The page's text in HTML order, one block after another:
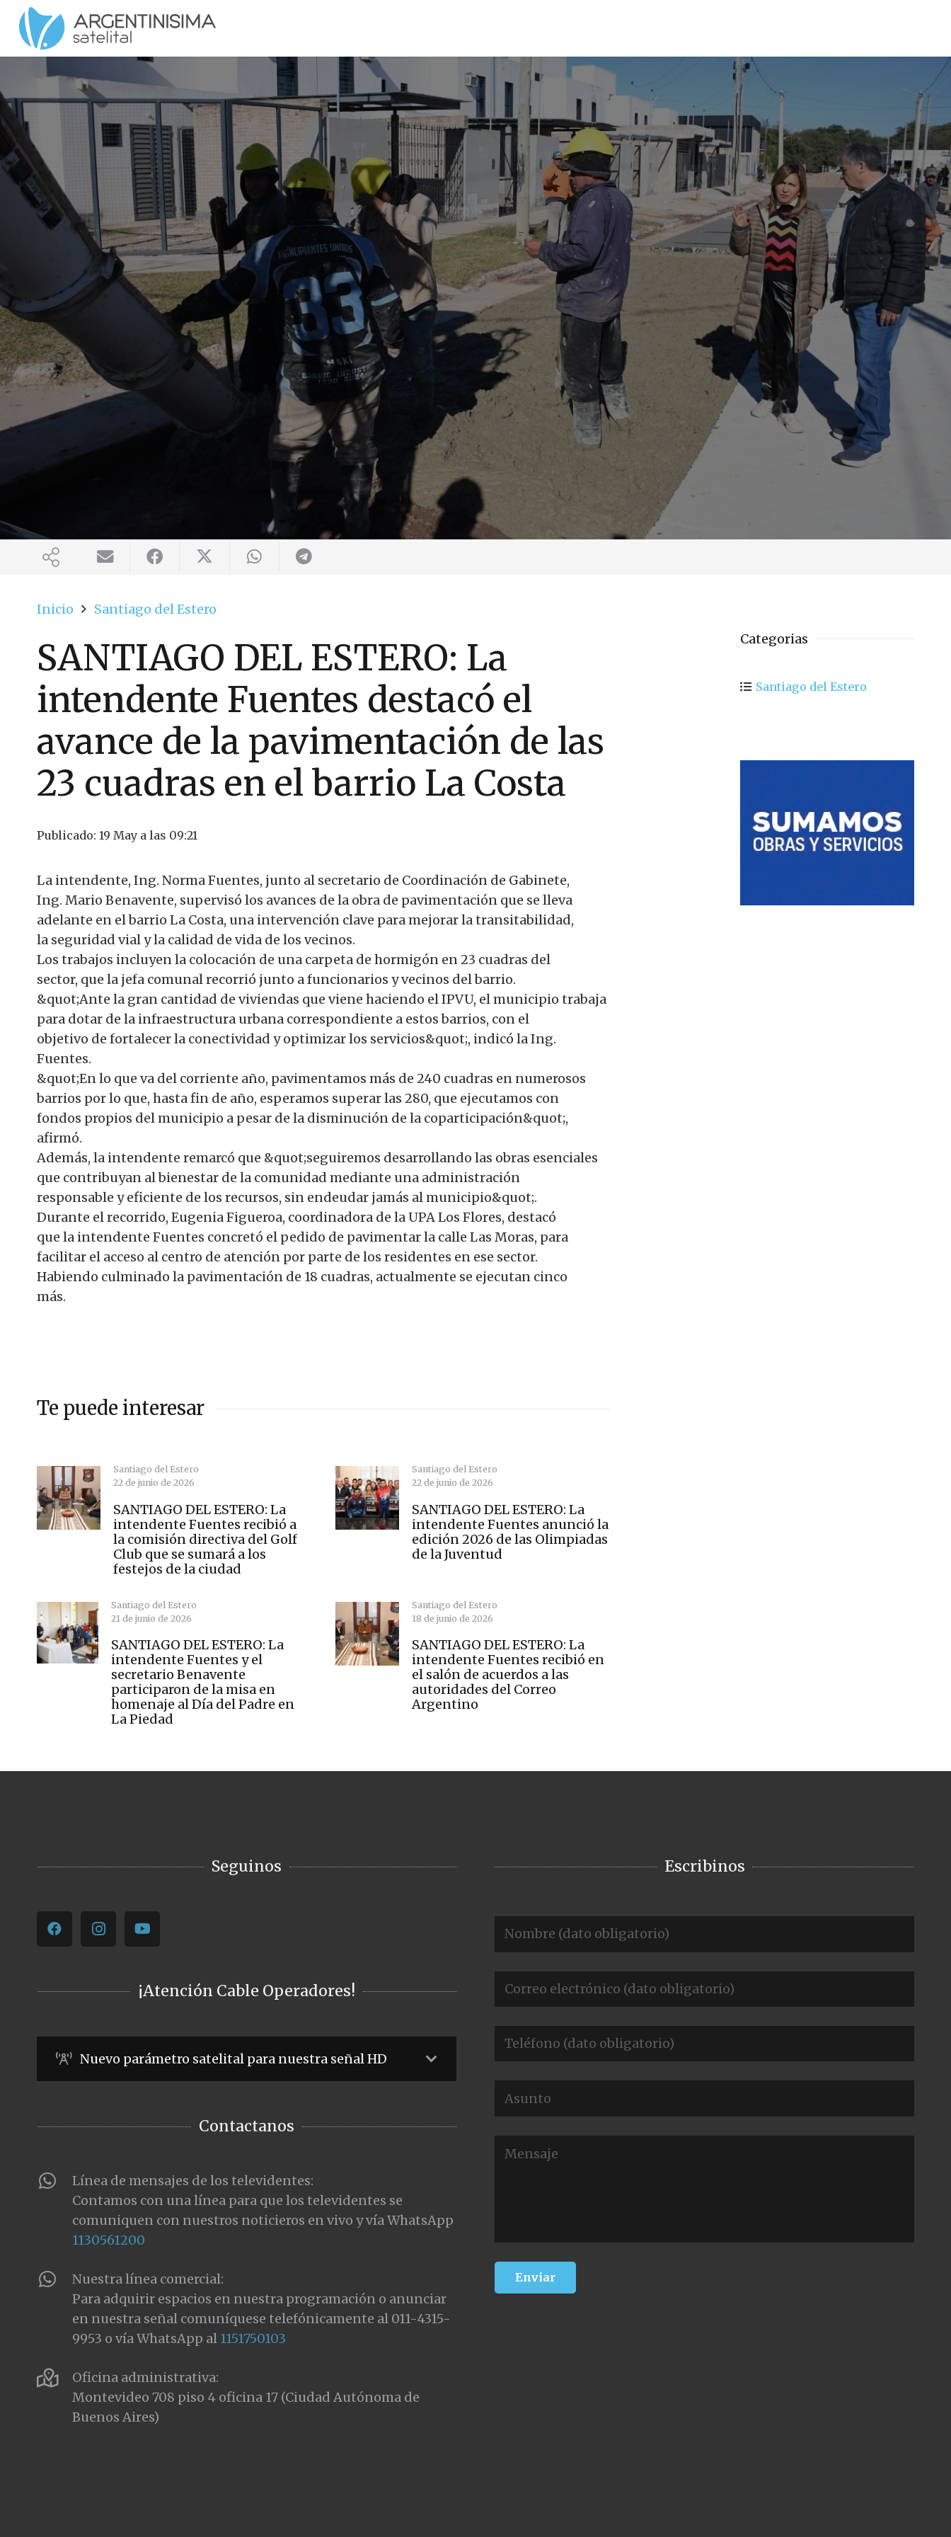
Inicio Santiago del Estero
SANTIAGO DEL ESTERO: La
intendente Fuentes destacó el
avance de la pavimentación de las
23 cuadras en el barrio La Costa
Publicado: 19 May a las 09:21
La intendente, Ing. Norma Fuentes, junto al secretario de Coordinación de Gabinete,
Ing. Mario Benavente, supervisó los avances de la obra de pavimentación que se lleva
adelante en el barrio La Costa, una intervención clave para mejorar la transitabilidad,
la seguridad vial y la calidad de vida de los vecinos.
Los trabajos incluyen la colocación de una carpeta de hormigón en 23 cuadras del
sector, que la jefa comunal recorrió junto a funcionarios y vecinos del barrio.
&quot;Ante la gran cantidad de viviendas que viene haciendo el IPVU, el municipio trabaja
para dotar de la infraestructura urbana correspondiente a estos barrios, con el
objetivo de fortalecer la conectividad y optimizar los servicios&quot;, indicó la Ing.
Fuentes.
&quot;En lo que va del corriente año, pavimentamos más de 240 cuadras en numerosos
barrios por lo que, hasta fin de año, esperamos superar las 280, que ejecutamos con
fondos propios del municipio a pesar de la disminución de la coparticipación&quot;,
afirmó.
Además, la intendente remarcó que &quot;seguiremos desarrollando las obras esenciales
que contribuyan al bienestar de la comunidad mediante una administración
responsable y eficiente de los recursos, sin endeudar jamás al municipio&quot;.
Durante el recorrido, Eugenia Figueroa, coordinadora de la UPA Los Flores, destacó
que la intendente Fuentes concretó el pedido de pavimentar la calle Las Moras, para
facilitar el acceso al centro de atención por parte de los residentes en ese sector.
Habiendo culminado la pavimentación de 18 cuadras, actualmente se ejecutan cinco
más.
Te puede interesar
Santiago del Estero
22 de junio de 2026
SANTIAGO DEL ESTERO: La
intendente Fuentes recibió a
la comisión directiva del Golf
Club que se sumará a los
festejos de la ciudad
Santiago del Estero
22 de junio de 2026
SANTIAGO DEL ESTERO: La
intendente Fuentes anunció la
edición 2026 de las Olimpiadas
de la Juventud
Santiago del Estero
21 de junio de 2026
SANTIAGO DEL ESTERO: La
intendente Fuentes y el
secretario Benavente
participaron de la misa en
homenaje al Día del Padre en
La Piedad
Santiago del Estero
18 de junio de 2026
SANTIAGO DEL ESTERO: La
intendente Fuentes recibió en
el salón de acuerdos a las
autoridades del Correo
Argentino
Categorias
Santiago del Estero
Seguinos
¡Atención Cable Operadores!
Nuevo parámetro satelital para nuestra señal HD
Contactanos
Línea de mensajes de los televidentes:
Contamos con una línea para que los televidentes se
comuniquen con nuestros noticieros en vivo y vía WhatsApp
1130561200
Nuestra línea comercial:
Para adquirir espacios en nuestra programación o anunciar
en nuestra señal comuníquese telefónicamente al 011-4315-
9953 o vía WhatsApp al 1151750103
Oficina administrativa:
Montevideo 708 piso 4 oficina 17 (Ciudad Autónoma de
Buenos Aires)
Escribinos